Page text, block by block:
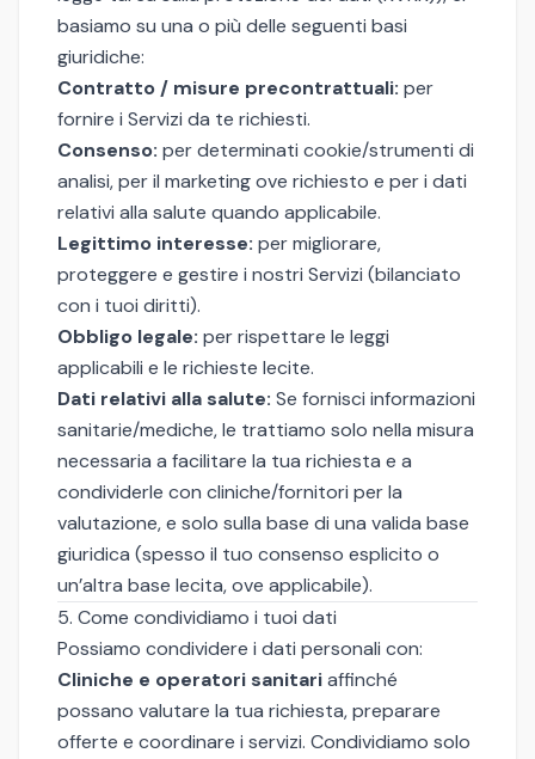
basiamo su una o più delle seguenti basi
giuridiche:
Contratto / misure precontrattuali: per
fornire i Servizi da te richiesti.
Consenso: per determinati cookie/strumenti di
analisi, per il marketing ove richiesto e per i dati
relativi alla salute quando applicabile.
Legittimo interesse: per migliorare,
proteggere e gestire i nostri Servizi (bilanciato
con i tuoi diritti).
Obbligo legale: per rispettare le leggi
applicabili e le richieste lecite.
Dati relativi alla salute: Se fornisci informazioni
sanitarie/mediche, le trattiamo solo nella misura
necessaria a facilitare la tua richiesta e a
condividerle con cliniche/fornitori per la
valutazione, e solo sulla base di una valida base
giuridica (spesso il tuo consenso esplicito o
un’altra base lecita, ove applicabile).
5. Come condividiamo i tuoi dati
Possiamo condividere i dati personali con:
Cliniche e operatori sanitariaffinché
possano valutare la tua richiesta, preparare
offerte e coordinare i servizi. Condividiamo solo